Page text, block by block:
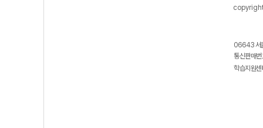
06643 서
통신판매
학습지원